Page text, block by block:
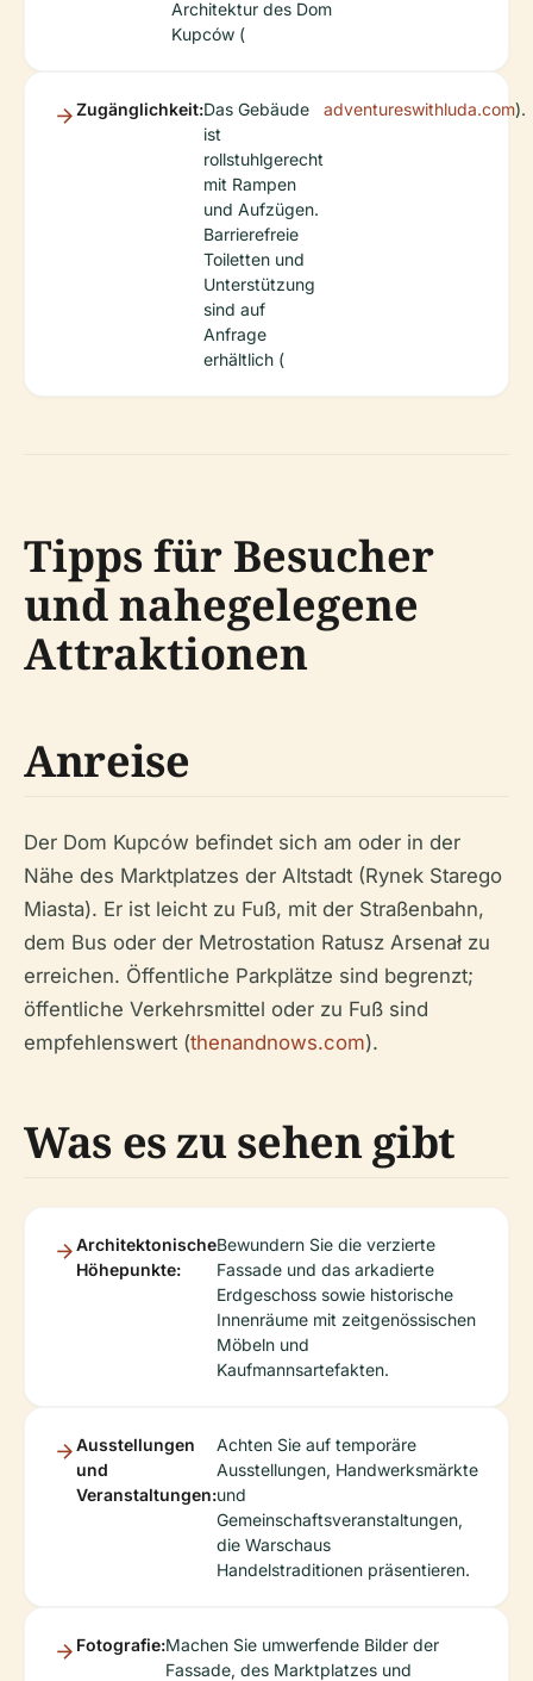
Architektur des Dom
Kupców (
Zugänglichkeit:Das Gebäude
ist
rollstuhlgerecht
mit Rampen
und Aufzügen.
Barrierefreie
Toiletten und
Unterstützung
sind auf
Anfrage
erhältlich (
adventureswithluda.com).
Tipps für Besucher
und nahegelegene
Attraktionen
Anreise
Der Dom Kupców befindet sich am oder in der
Nähe des Marktplatzes der Altstadt (Rynek Starego
Miasta). Er ist leicht zu Fuß, mit der Straßenbahn,
dem Bus oder der Metrostation Ratusz Arsenał zu
erreichen. Öffentliche Parkplätze sind begrenzt;
öffentliche Verkehrsmittel oder zu Fuß sind
empfehlenswert (thenandnows.com).
Was es zu sehen gibt
Architektonische
Höhepunkte:
Bewundern Sie die verzierte
Fassade und das arkadierte
Erdgeschoss sowie historische
Innenräume mit zeitgenössischen
Möbeln und
Kaufmannsartefakten.
Ausstellungen
und
Veranstaltungen:
Achten Sie auf temporäre
Ausstellungen, Handwerksmärkte
und
Gemeinschaftsveranstaltungen,
die Warschaus
Handelstraditionen präsentieren.
Fotografie:Machen Sie umwerfende Bilder der
Fassade, des Marktplatzes und